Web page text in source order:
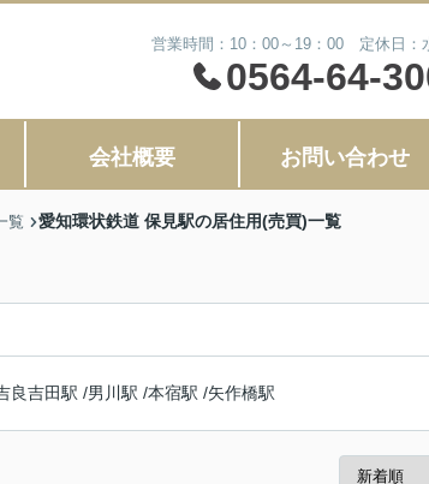
営業時間：10：00～19：00 定休日：
0564-64-
会社概要 お問い合わせ
覧 愛知環状鉄道 保見駅の居住用(売買)一覧
良吉田駅 /男川駅 /本宿駅 /矢作橋駅